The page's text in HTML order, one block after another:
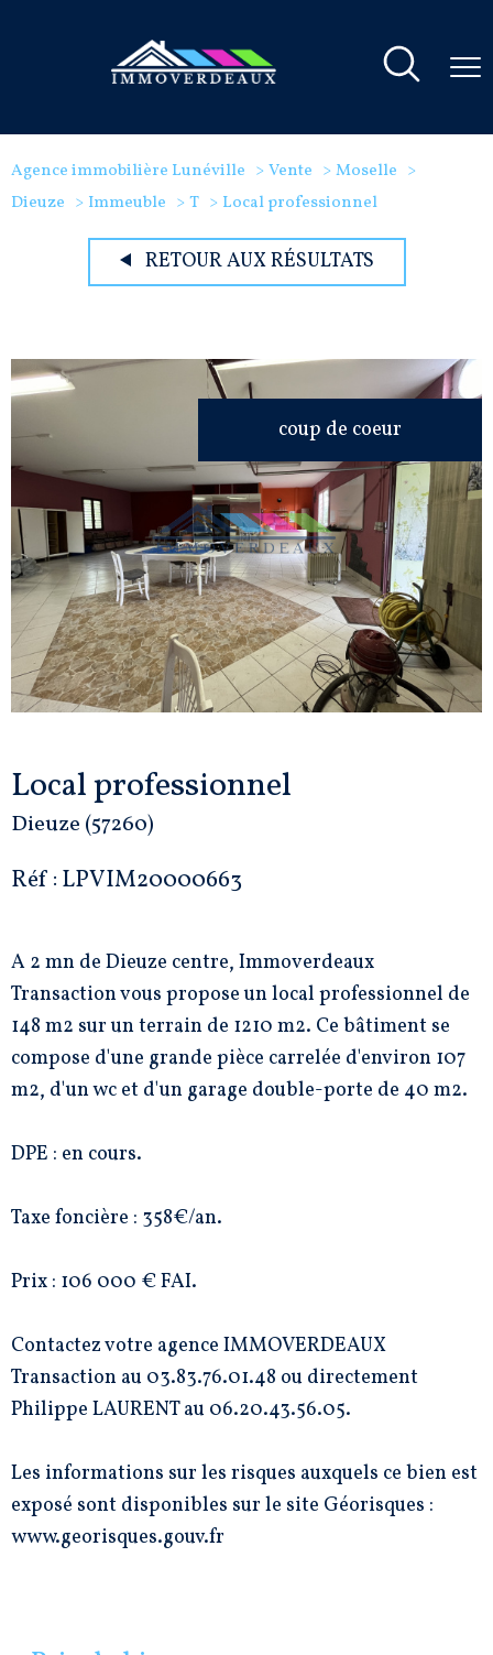
Agence immobilière Lunéville Vente
Moselle
Dieuze
Immeuble T Local professionnel
RETOUR AUX RÉSULTATS
coup de coeur
Local professionnel
Dieuze (57260)
Réf : LPVIM20000663
A 2 mn de Dieuze centre, Immoverdeaux
Transaction vous propose un local professionnel de
148 m2 sur un terrain de 1210 m2. Ce bâtiment se
compose d'une grande pièce carrelée d'environ 107
m2, d'un wc et d'un garage double-porte de 40 m2.
DPE : en cours.
Taxe foncière : 358€/an.
Prix : 106 000 € FAI.
Contactez votre agence IMMOVERDEAUX
Transaction au 03.83.76.01.48 ou directement
Philippe LAURENT au 06.20.43.56.05.
Les informations sur les risques auxquels ce bien est
exposé sont disponibles sur le site Géorisques :
www.georisques.gouv.fr